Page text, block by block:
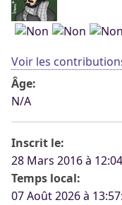
Voir les
Âge:
N/A
Inscrit le:
28 Mars 2016 à
Temps local:
07 Août 2026 à